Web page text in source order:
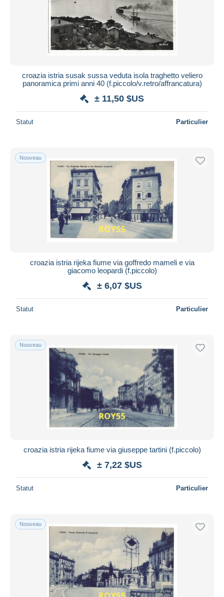
croazia istria susak sussa veduta isola traghetto veliero
panoramica primi anni 40 (f.piccolo/v.retro/affrancatura)
± 11,50 $US
Statut Particulier
Nouveau
croazia istria rijeka fiume via goffredo mameli e via
giacomo leopardi (f.piccolo)
± 6,07 $US
Statut Particulier
Nouveau
croazia istria rijeka fiume via giuseppe tartini (f.piccolo)
± 7,22 $US
Statut Particulier
Nouveau